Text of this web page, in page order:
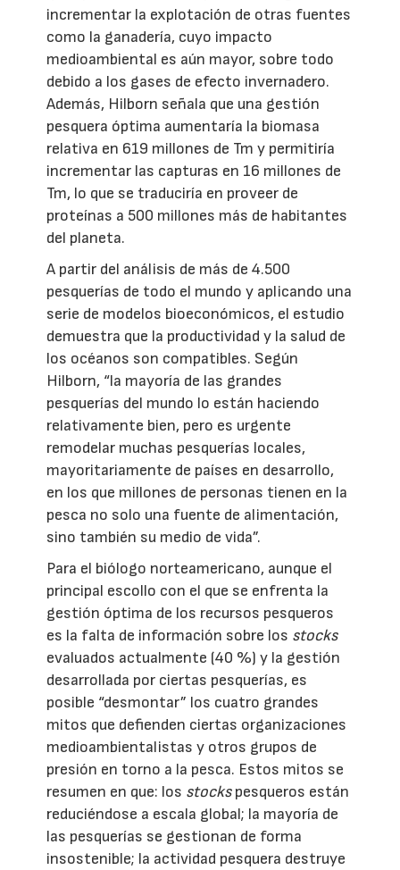
incrementar la explotación de otras fuentes
como la ganadería, cuyo impacto
medioambiental es aún mayor, sobre todo
debido a los gases de efecto invernadero.
Además, Hilborn señala que una gestión
pesquera óptima aumentaría la biomasa
relativa en 619 millones de Tm y permitiría
incrementar las capturas en 16 millones de
Tm, lo que se traduciría en proveer de
proteínas a 500 millones más de habitantes
del planeta.
A partir del análisis de más de 4.500
pesquerías de todo el mundo y aplicando una
serie de modelos bioeconómicos, el estudio
demuestra que la productividad y la salud de
los océanos son compatibles. Según
Hilborn, “la mayoría de las grandes
pesquerías del mundo lo están haciendo
relativamente bien, pero es urgente
remodelar muchas pesquerías locales,
mayoritariamente de países en desarrollo,
en los que millones de personas tienen en la
pesca no solo una fuente de alimentación,
sino también su medio de vida”.
Para el biólogo norteamericano, aunque el
principal escollo con el que se enfrenta la
gestión óptima de los recursos pesqueros
es la falta de información sobre los stocks
evaluados actualmente (40 %) y la gestión
desarrollada por ciertas pesquerías, es
posible “desmontar” los cuatro grandes
mitos que defienden ciertas organizaciones
medioambientalistas y otros grupos de
presión en torno a la pesca. Estos mitos se
resumen en que: los stockspesqueros están
reduciéndose a escala global; la mayoría de
las pesquerías se gestionan de forma
insostenible; la actividad pesquera destruye